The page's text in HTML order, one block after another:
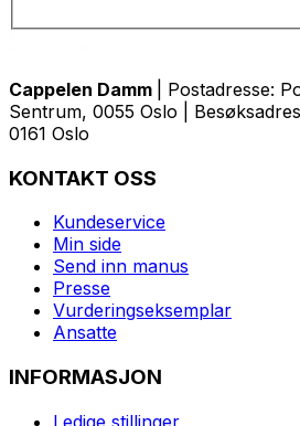
Cappelen Damm
| Postadresse:
Sentrum, 0055 Oslo |
0161 Oslo
KONTAKT OSS
Kundeservice
Min side
Send inn manus
Presse
Vurderingseksemplar
Ansatte
INFORMASJON
Ledige stillinger